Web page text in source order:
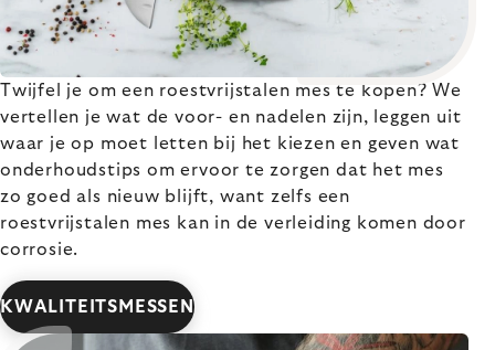
Twijfel je om een roestvrijstalen mes te kopen? We
vertellen je wat de voor- en nadelen zijn, leggen uit
waar je op moet letten bij het kiezen en geven wat
onderhoudstips om ervoor te zorgen dat het mes
zo goed als nieuw blijft, want zelfs een
roestvrijstalen mes kan in de verleiding komen door
corrosie.
KWALITEITSMESSEN